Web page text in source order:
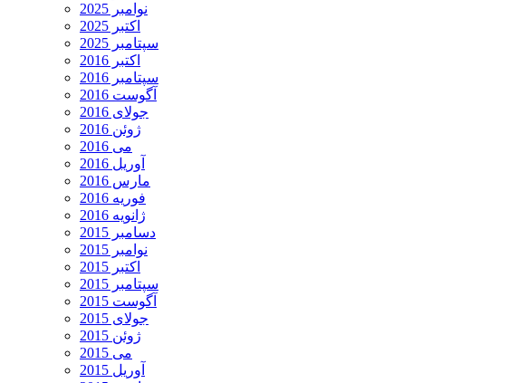
نوامبر 2025
اکتبر 2025
سپتامبر 2025
اکتبر 2016
سپتامبر 2016
آگوست 2016
جولای 2016
ژوئن 2016
می 2016
آوریل 2016
مارس 2016
فوریه 2016
ژانویه 2016
دسامبر 2015
نوامبر 2015
اکتبر 2015
سپتامبر 2015
آگوست 2015
جولای 2015
ژوئن 2015
می 2015
آوریل 2015